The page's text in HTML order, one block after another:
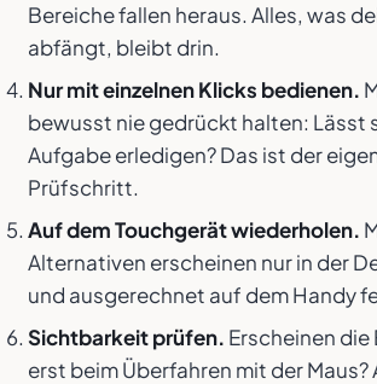
Bereiche fallen heraus. Alles, was
abfängt, bleibt drin.
Nur mit einzelnen Klicks bedienen.
bewusst nie gedrückt halten: Lässt
Aufgabe erledigen? Das ist der
Prüfschritt.
Auf dem Touchgerät wiederholen.
Alternativen erscheinen nur in der
und ausgerechnet auf dem Handy
Sichtbarkeit prüfen. Erscheinen
erst beim Überfahren mit der Maus?